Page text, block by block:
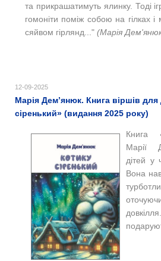
та прикрашатимуть ялинку. Тоді
гомоніти поміж собою на гілках
сяйвом гірлянд..." (Марія
12-09-2025
Марія Дем’янюк. Книга віршів для
сіренький» (видання 2025 року)
Книга
Марії
дітей у
Вона